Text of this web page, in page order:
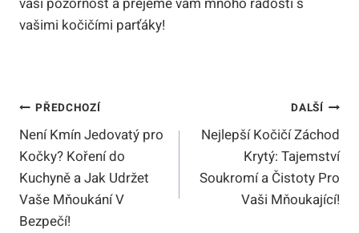
vašimi ‌kočičími parťáky!
Navigace
Pro
Příspěvek
PŘEDCHOZÍ
Není Kmín Jedovatý pro
Kočky? Koření do
Kuchyně a Jak Udržet
Vaše Mňoukání V
Bezpečí!
DALŠÍ
Nejlepší Kočičí Záchod
Krytý: Tajemství
Soukromí a Čistoty Pro
Vaši Mňoukající!